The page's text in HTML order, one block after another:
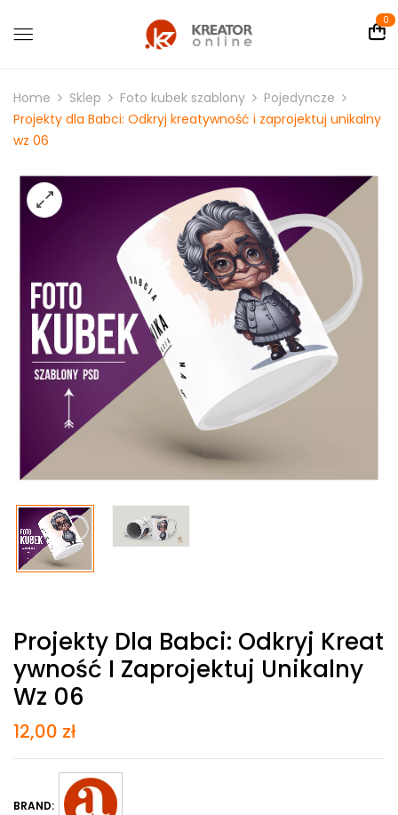
0
Home Sklep Foto kubek szablony
Pojedyncze
Projekty dla Babci: Odkryj kreatywność i zaprojektuj unikalny
wz 06
Projekty Dla Babci: Odkryj Kreat
Ywność I Zaprojektuj Unikalny
Wz 06
12,00 zł
BRAND: